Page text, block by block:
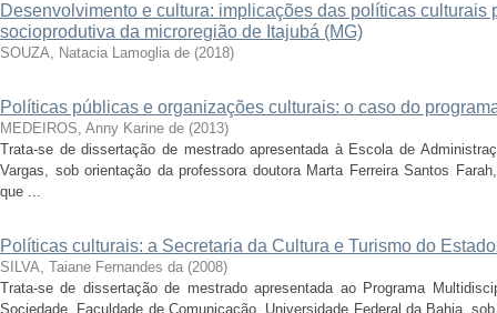
Desenvolvimento e cultura: implicações das políticas culturais
socioprodutiva da microregião de Itajubá (MG)
SOUZA, Natacia Lamoglia de (2018)
Políticas públicas e organizações culturais: o caso do
MEDEIROS, Anny Karine de (2013)
Trata-se de dissertação de mestrado apresentada à Escola de
Vargas, sob orientação da professora doutora Marta Ferreira Santos
que ...
Políticas culturais: a Secretaria da Cultura e Turismo do
SILVA, Taiane Fernandes da (2008)
Trata-se de dissertação de mestrado apresentada ao Programa
Sociedade, Faculdade de Comunicação, Universidade Federal da Bahia,